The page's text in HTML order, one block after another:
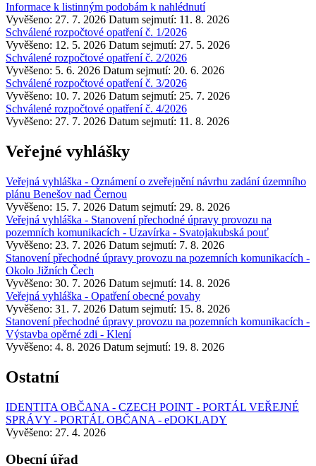
Informace k listinným podobám k nahlédnutí
Vyvěšeno: 27. 7. 2026 Datum sejmutí: 11. 8. 2026
Schválené rozpočtové opatření č. 1/2026
Vyvěšeno: 12. 5. 2026 Datum sejmutí: 27. 5. 2026
Schválené rozpočtové opatření č. 2/2026
Vyvěšeno: 5. 6. 2026 Datum sejmutí: 20. 6. 2026
Schválené rozpočtové opatření č. 3/2026
Vyvěšeno: 10. 7. 2026 Datum sejmutí: 25. 7. 2026
Schválené rozpočtové opatření č. 4/2026
Vyvěšeno: 27. 7. 2026 Datum sejmutí: 11. 8. 2026
Veřejné vyhlášky
Veřejná vyhláška - Oznámení o zveřejnění návrhu zadání územního
plánu Benešov nad Černou
Vyvěšeno: 15. 7. 2026 Datum sejmutí: 29. 8. 2026
Veřejná vyhláška - Stanovení přechodné úpravy provozu na
pozemních komunikacích - Uzavírka - Svatojakubská pouť
Vyvěšeno: 23. 7. 2026 Datum sejmutí: 7. 8. 2026
Stanovení přechodné úpravy provozu na pozemních komunikacích -
Okolo Jižních Čech
Vyvěšeno: 30. 7. 2026 Datum sejmutí: 14. 8. 2026
Veřejná vyhláška - Opatření obecné povahy
Vyvěšeno: 31. 7. 2026 Datum sejmutí: 15. 8. 2026
Stanovení přechodné úpravy provozu na pozemních komunikacích -
Výstavba opěrné zdi - Klení
Vyvěšeno: 4. 8. 2026 Datum sejmutí: 19. 8. 2026
Ostatní
IDENTITA OBČANA - CZECH POINT - PORTÁL VEŘEJNÉ
SPRÁVY - PORTÁL OBČANA - eDOKLADY
Vyvěšeno: 27. 4. 2026
Obecní úřad